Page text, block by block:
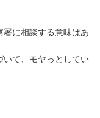
に相談する意味はあ
いて、モヤっとしてい